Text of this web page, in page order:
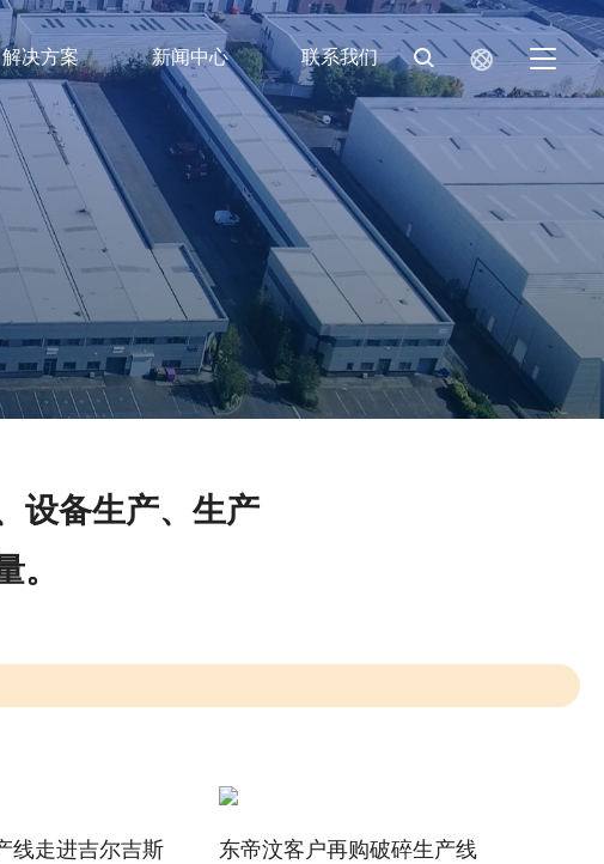
解决方案 新闻中心 联系我们
设备生产、生产
线走进吉尔吉斯
东帝汶客户再购破碎生产线